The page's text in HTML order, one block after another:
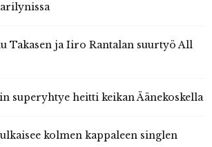
Takasen ja Iiro Rantalan suurtyö All
superyhtye heitti keikan Äänekoskella
kolmen kappaleen singlen